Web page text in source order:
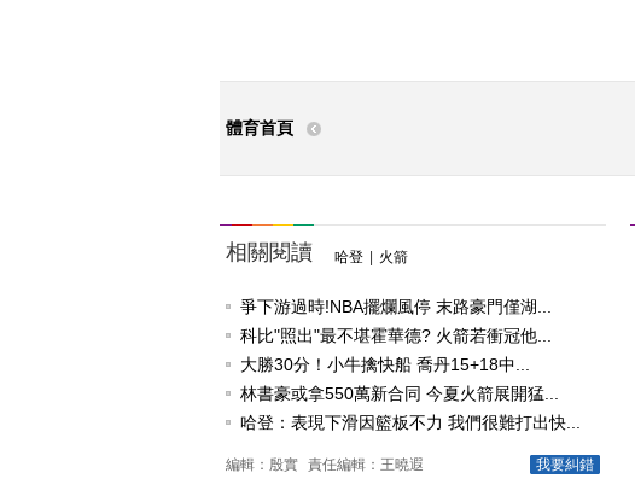
體育首頁
相關閱讀 哈登 火箭
爭下游過時!NBA擺爛風停 末路豪門僅湖...
科比"照出"最不堪霍華德? 火箭若衝冠他...
大勝30分！小牛擒快船 喬丹15+18中...
林書豪或拿550萬新合同 今夏火箭展開猛...
哈登：表現下滑因籃板不力 我們很難打出快...
我要糾錯
編輯：殷實 責任編輯：王曉遐